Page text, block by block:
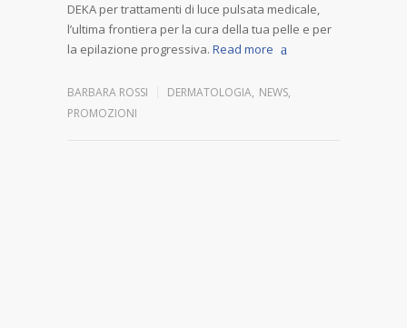
DEKA per trattamenti di luce pulsata medicale,
l’ultima frontiera per la cura della tua pelle e per
la epilazione progressiva. Read more
BARBARA ROSSI DERMATOLOGIA, NEWS,
PROMOZIONI